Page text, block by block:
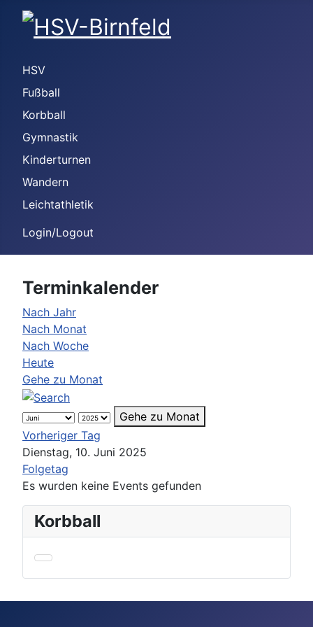
HSV
Fußball
Korbball
Gymnastik
Kinderturnen
Wandern
Leichtathletik
Login/Logout
Terminkalender
Nach Jahr
Nach Monat
Nach Woche
Heute
Gehe zu Monat
Gehe zu Monat
Vorheriger Tag
Dienstag, 10. Juni 2025
Folgetag
Es wurden keine Events gefunden
Korbball